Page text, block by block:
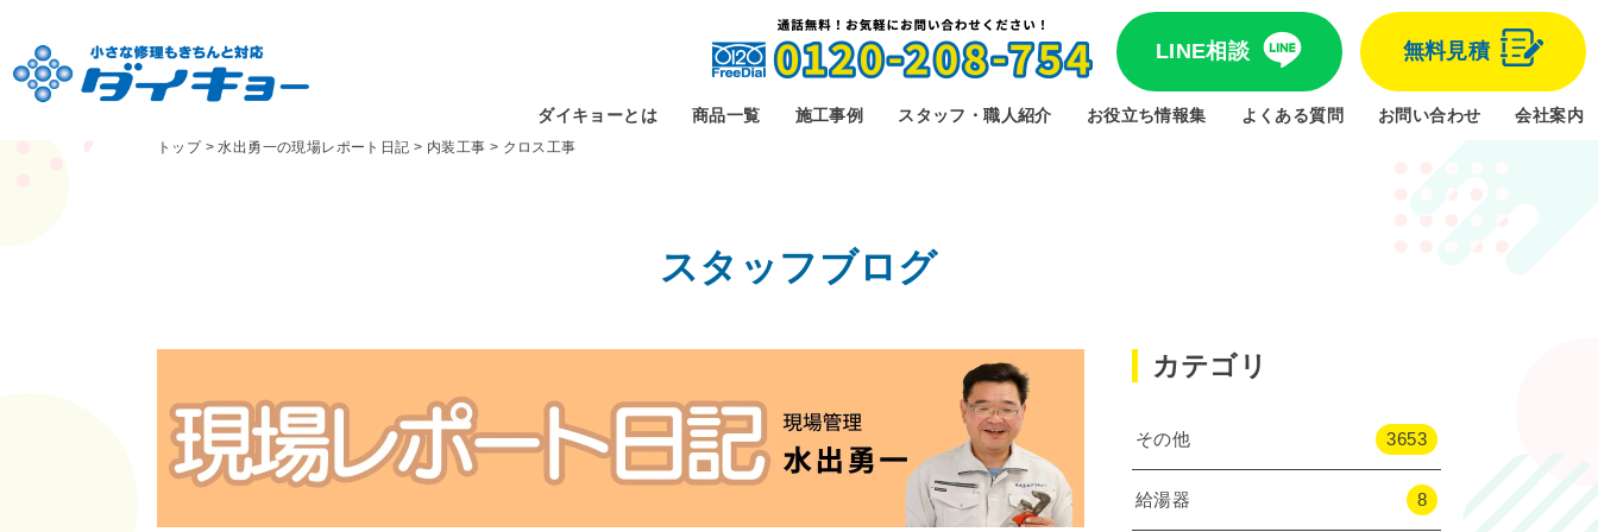
LINE相談 無料見積
ダイキョーとは 商品一覧 施工事例 スタッフ・職人紹介 お役立ち情報集 よくある質問 お問い合わせ 会社案内
トップ>水出勇一の現場レポート日記 > 内装工事 > クロス工事
スタッフブログ
カテゴリ
その他 3653
給湯器 8